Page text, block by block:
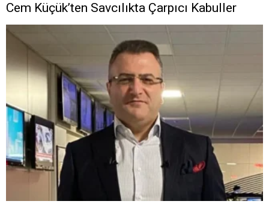
Cem Küçük’ten Savcılıkta Çarpıcı Kabuller